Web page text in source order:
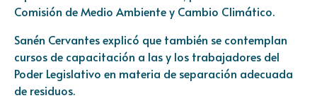
Comisión de Medio Ambiente y Cambio Climático.
Sanén Cervantes explicó que también se contemplan
cursos de capacitación a las y los trabajadores del
Poder Legislativo en materia de separación adecuada
de residuos.